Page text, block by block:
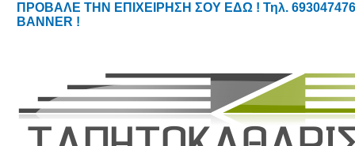
ΠΡΟΒΑΛΕ ΤΗΝ ΕΠΙΧΕΙΡΗΣΗ ΣΟΥ ΕΔΩ ! Τηλ.
BANNER !